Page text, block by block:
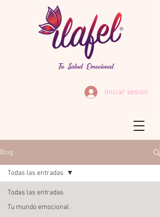
Iniciar sesión
Blog
Todas las entradas
Tu mundo emocional.
Todas las entradas